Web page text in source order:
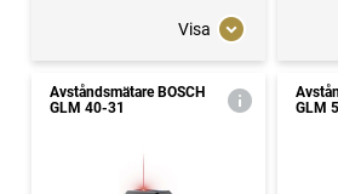
Visa
Avståndsmätare BOSCH
GLM 40-31
GLM